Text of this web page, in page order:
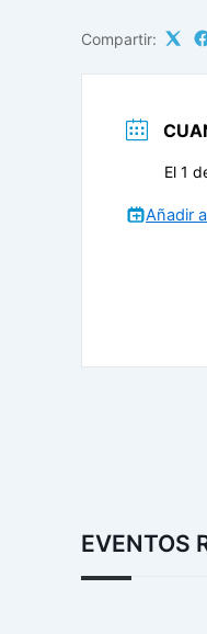
Compartir:
El 1
Añadir
EVENTOS